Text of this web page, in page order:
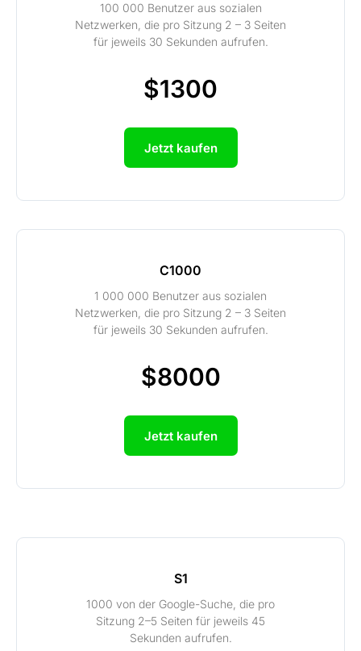
100 000 Benutzer aus sozialen
Netzwerken, die pro Sitzung 2 – 3 Seiten
für jeweils 30 Sekunden aufrufen.
$1300
Jetzt kaufen
C1000
1 000 000 Benutzer aus sozialen
Netzwerken, die pro Sitzung 2 – 3 Seiten
für jeweils 30 Sekunden aufrufen.
$8000
Jetzt kaufen
S1
1000 von der Google-Suche, die pro
Sitzung 2–5 Seiten für jeweils 45
Sekunden aufrufen.